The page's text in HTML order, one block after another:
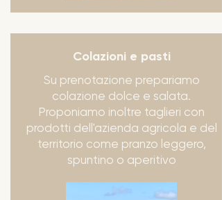
Colazioni e pasti
Su prenotazione prepariamo
colazione dolce e salata.
Proponiamo inoltre taglieri con
prodotti dell'azienda agricola e del
territorio come pranzo leggero,
spuntino o aperitivo